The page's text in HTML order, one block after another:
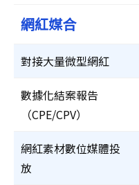
網紅媒合
對接大量微型網紅
數據化結案報告
（CPE/CPV）
網紅素材數位媒體投
放